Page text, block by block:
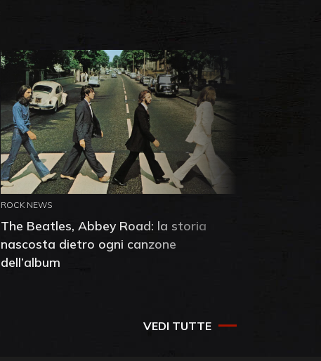
ROCK NEWS
The Beatles, Abbey Road: la storia
nascosta dietro ogni canzone
dell’album
VEDI TUTTE